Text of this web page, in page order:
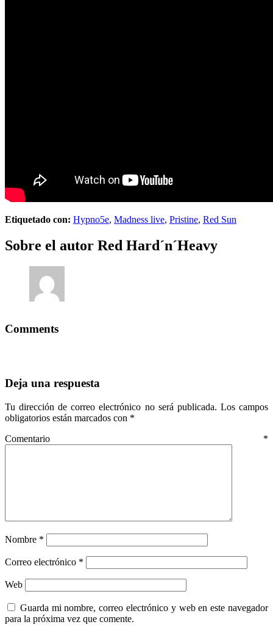
Etiquetado con: Hypno5e, Madness live, Pristine, Red Sun
Sobre el autor Red Hard´n´Heavy
Comments
Deja una respuesta
Tu dirección de correo electrónico no será publicada. Los campos
obligatorios están marcados con *
Comentario *
Nombre *
Correo electrónico *
Web
Guarda mi nombre, correo electrónico y web en este navegador
para la próxima vez que comente.